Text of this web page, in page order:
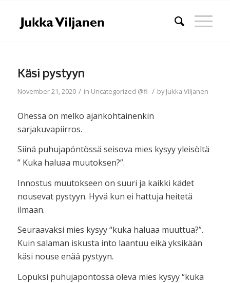
Käsi pystyyn
November 21, 2020 / in Uncategorized @fi / byJukka Viljanen
Ohessa on melko ajankohtainenkin
sarjakuvapiirros.
Siinä puhujapöntössä seisova mies kysyy yleisöltä
” Kuka haluaa muutoksen?”.
Innostus muutokseen on suuri ja kaikki kädet
nousevat pystyyn. Hyvä kun ei hattuja heitetä
ilmaan.
Seuraavaksi mies kysyy “kuka haluaa muuttua?”.
Kuin salaman iskusta into laantuu eikä yksikään
käsi nouse enää pystyyn.
Lopuksi puhujapöntössä oleva mies kysyy “kuka